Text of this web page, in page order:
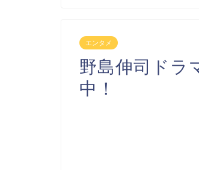
エンタメ
野島伸司ドラ
中！